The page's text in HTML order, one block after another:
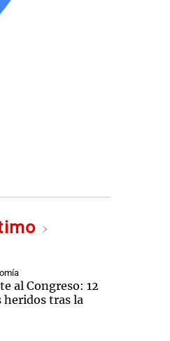
al Congreso: 12
heridos tras la